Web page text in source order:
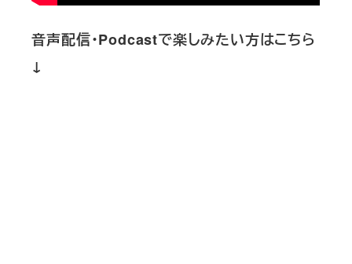
音声配信・Podcastで楽しみたい方はこちら
↓